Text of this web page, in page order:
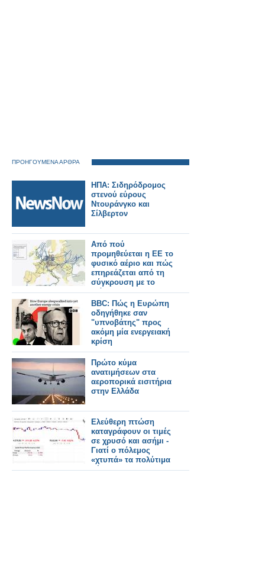
ΠΡΟΗΓΟΥΜΕΝΑ ΑΡΘΡΑ
ΗΠΑ: Σιδηρόδρομος
στενού εύρους
Ντουράνγκο και
Σίλβερτον
Από πού
προμηθεύεται η ΕΕ το
φυσικό αέριο και πώς
επηρεάζεται από τη
σύγκρουση με το
Ιράν;
BBC: Πώς η Ευρώπη
οδηγήθηκε σαν
"υπνοβάτης" προς
ακόμη μία ενεργειακή
κρίση
Πρώτο κύμα
ανατιμήσεων στα
αεροπορικά εισιτήρια
στην Ελλάδα
Eλεύθερη πτώση
καταγράφουν οι τιμές
σε χρυσό και ασήμι -
Γιατί ο πόλεμος
«χτυπά» τα πολύτιμα
μέταλλα